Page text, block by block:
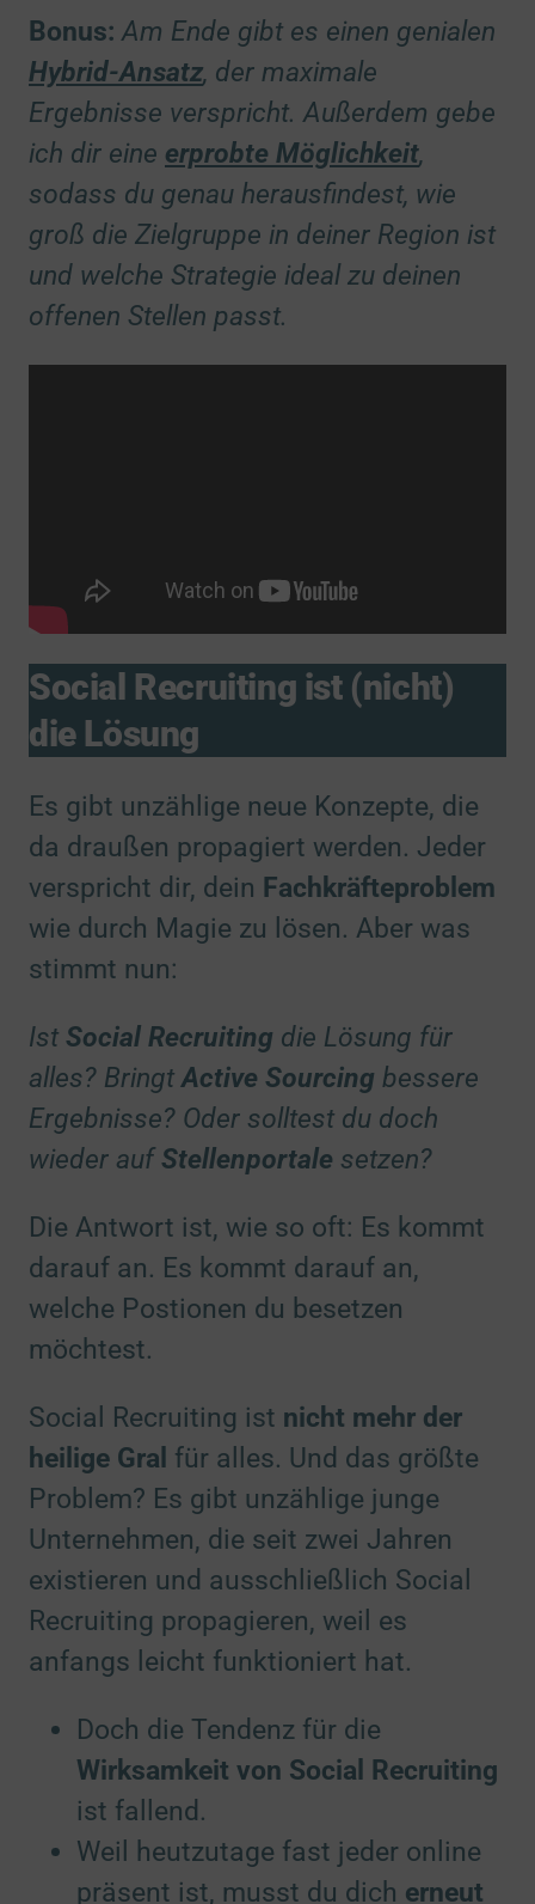
Bonus: Am Ende gibt es einen genialen
Hybrid-Ansatz, der maximale
Ergebnisse verspricht. Außerdem gebe
ich dir eine erprobte Möglichkeit,
sodass du genau herausfindest, wie
groß die Zielgruppe in deiner Region ist
und welche Strategie ideal zu deinen
offenen Stellen passt.
Social Recruiting ist (nicht)
die Lösung
Es gibt unzählige neue Konzepte, die
da draußen propagiert werden. Jeder
verspricht dir, dein Fachkräfteproblem
wie durch Magie zu lösen. Aber was
stimmt nun:
Ist Social Recruiting die Lösung für
alles? BringtActive Sourcing bessere
Ergebnisse? Oder solltest du doch
wieder aufStellenportale setzen?
Die Antwort ist, wie so oft: Es kommt
darauf an. Es kommt darauf an,
welche Postionen du besetzen
möchtest.
Social Recruiting ist nicht mehr der
heilige Gral für alles. Und das größte
Problem? Es gibt unzählige junge
Unternehmen, die seit zwei Jahren
existieren und ausschließlich Social
Recruiting propagieren, weil es
anfangs leicht funktioniert hat.
Doch die Tendenz für die
Wirksamkeit von Social Recruiting
ist fallend.
Weil heutzutage fast jeder online
präsent ist, musst du dich erneut